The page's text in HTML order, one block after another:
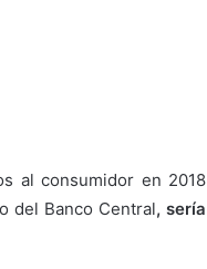
al consumidor en 2018
del Banco Central, sería